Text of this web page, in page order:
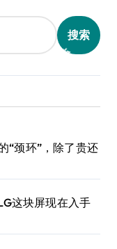
搜索
“颈环”，除了贵还
这块屏现在入手